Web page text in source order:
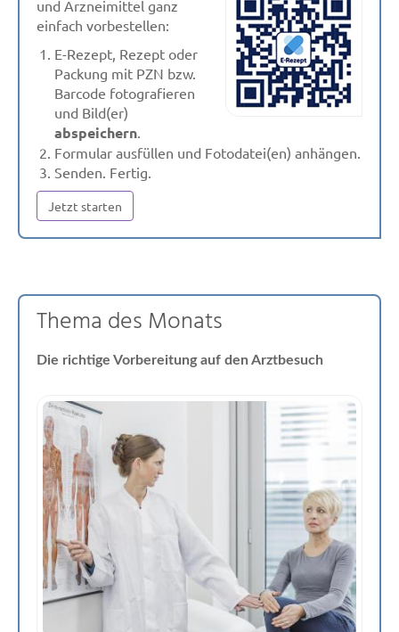
benötigte Plus an Folat und
Jod lässt sich durch die
Ernährung alleine nur schwer
abdecken, so die Experten.
Aber auch der Bedarf an
Omega-3-Fettsäure DHA, Eisen
und Vitamin D ...
und Arzneimittel ganz
einfach vorbestellen:
E-Rezept, Rezept oder
Packung mit PZN bzw.
Barcode fotografieren
und Bild(er)
abspeichern.
Formular ausfüllen und Fotodatei(en) anhängen.
Senden. Fertig.
Jetzt starten
Thema des Monats
Die richtige Vorbereitung auf den Arztbesuch